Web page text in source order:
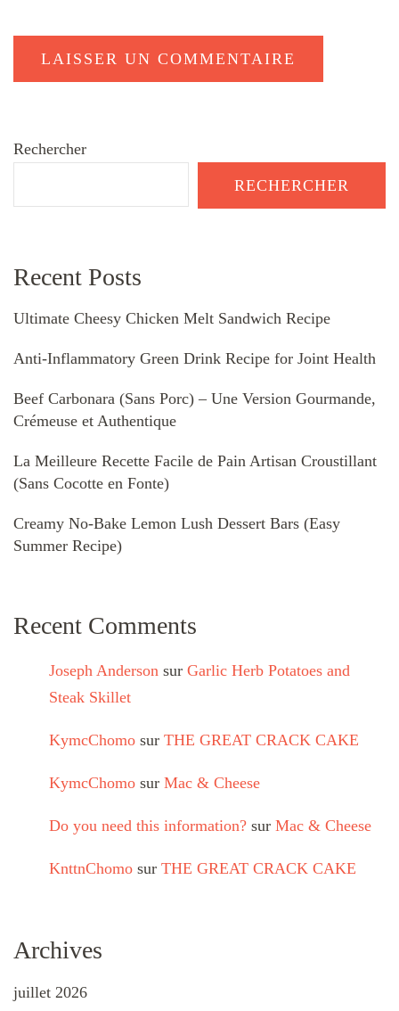
Rechercher
RECHERCHER
Recent Posts
Ultimate Cheesy Chicken Melt Sandwich Recipe
Anti-Inflammatory Green Drink Recipe for Joint Health
Beef Carbonara (Sans Porc) – Une Version Gourmande,
Crémeuse et Authentique
La Meilleure Recette Facile de Pain Artisan Croustillant
(Sans Cocotte en Fonte)
Creamy No-Bake Lemon Lush Dessert Bars (Easy
Summer Recipe)
Recent Comments
Joseph Anderson sur Garlic Herb Potatoes and
Steak Skillet
KymcChomo sur THE GREAT CRACK CAKE
KymcChomo sur Mac & Cheese
Do you need this information? sur Mac & Cheese
KnttnChomo sur THE GREAT CRACK CAKE
Archives
juillet 2026